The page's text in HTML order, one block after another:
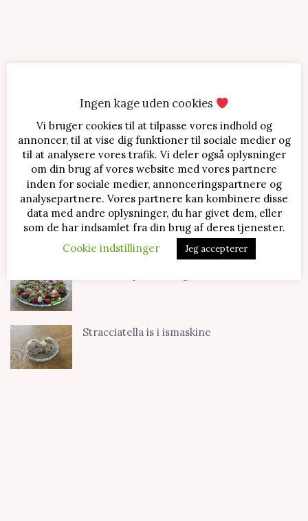
SENESTE OPSKRIFTER
Jordbærtærte med mascarponecreme
Klassisk cheesecake med kirsebær
Stracciatella is i ismaskine
Ingen kage uden cookies
Vi bruger cookies til at tilpasse vores indhold og
annoncer, til at vise dig funktioner til sociale medier og
til at analysere vores trafik. Vi deler også oplysninger
om din brug af vores website med vores partnere
inden for sociale medier, annonceringspartnere og
analysepartnere. Vores partnere kan kombinere disse
data med andre oplysninger, du har givet dem, eller
som de har indsamlet fra din brug af deres tjenester.
Cookie indstillinger
Jeg accepterer